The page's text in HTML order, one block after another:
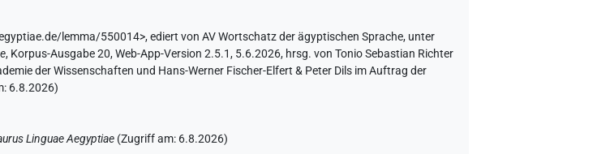
lemma/550014>,ediert von AV Wortschatz der ägyptischen Sprache, unter
, Korpus-Ausgabe 20, Web-App-Version 2.5.1, 5.6.2026, hrsg. von Tonio Sebastian Richter
der Wissenschaften und Hans-Werner Fischer-Elfert & Peter Dils im Auftrag der
6.8.2026)
Linguae Aegyptiae (Zugriff am: 6.8.2026)